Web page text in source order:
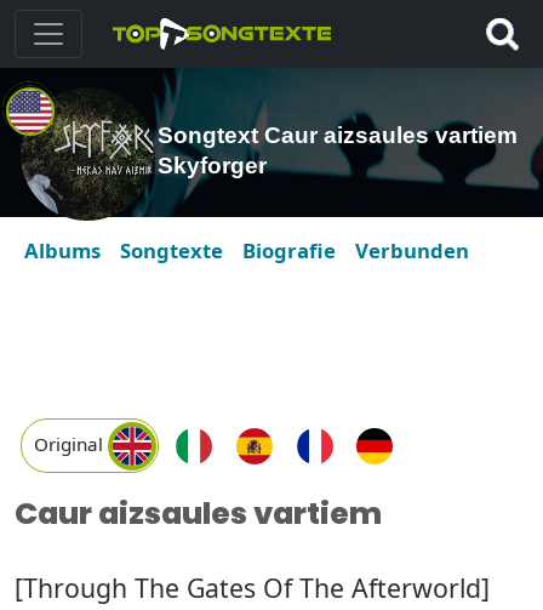
Songtext Caur aizsaules vartiem
Skyforger
Albums Songtexte Biografie Verbunden
Original
Caur aizsaules vartiem
[Through The Gates Of The Afterworld]